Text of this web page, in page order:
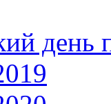
день